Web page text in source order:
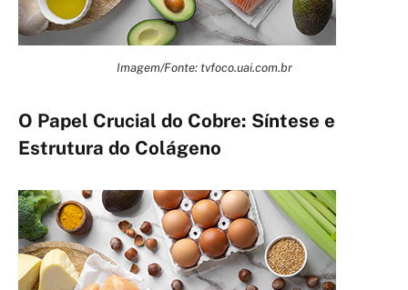
Imagem/Fonte: tvfoco.uai.com.br
O Papel Crucial do Cobre: Síntese e
Estrutura do Colágeno